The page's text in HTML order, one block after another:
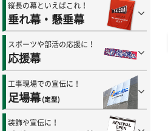
縦長の幕といえばこれ！
垂れ幕・懸垂幕
スポーツや部活の応援に！
応援幕
工事現場での宣伝に！
足場幕(定型)
装飾や宣伝に！